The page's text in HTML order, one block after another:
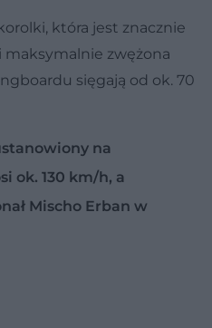
która jest znacznie
maksymalnie zwężona
sięgają od ok. 70
na
ok. 130 km/h, a
Mischo Erban w